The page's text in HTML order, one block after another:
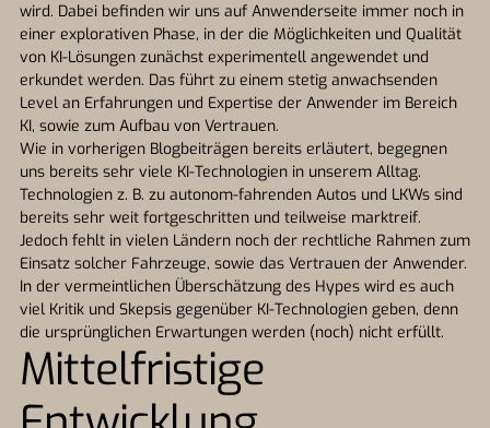
wird. Dabei befinden wir uns auf Anwenderseite immer noch in
einer explorativen Phase, in der die Möglichkeiten und Qualität
von KI-Lösungen zunächst experimentell angewendet und
erkundet werden. Das führt zu einem stetig anwachsenden
Level an Erfahrungen und Expertise der Anwender im Bereich
KI, sowie zum Aufbau von Vertrauen.
Wie in vorherigen Blogbeiträgen bereits erläutert, begegnen
uns bereits sehr viele KI-Technologien in unserem Alltag.
Technologien z. B. zu autonom-fahrenden Autos und LKWs sind
bereits sehr weit fortgeschritten und teilweise marktreif.
Jedoch fehlt in vielen Ländern noch der rechtliche Rahmen zum
Einsatz solcher Fahrzeuge, sowie das Vertrauen der Anwender.
In der vermeintlichen Überschätzung des Hypes wird es auch
viel Kritik und Skepsis gegenüber KI-Technologien geben, denn
die ursprünglichen Erwartungen werden (noch) nicht erfüllt.
Mittelfristige